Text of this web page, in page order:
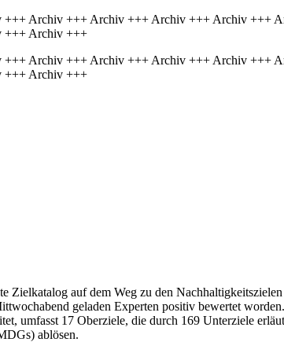
Archiv +++ Archiv +++ Archiv +++ Archiv +++
+++ Archiv +++
Archiv +++ Archiv +++ Archiv +++ Archiv +++
+++ Archiv +++
auf dem Weg zu den
geladen Experten positiv bewertet
umfasst 17 Oberziele, die durch 169 Unterziele
ablösen.